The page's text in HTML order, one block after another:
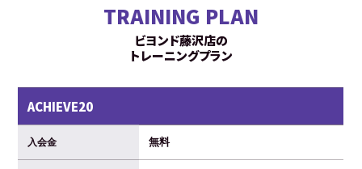
TRAINING PLAN
ビヨンド藤沢店の
トレーニングプラン
ACHIEVE20
入会金 無料